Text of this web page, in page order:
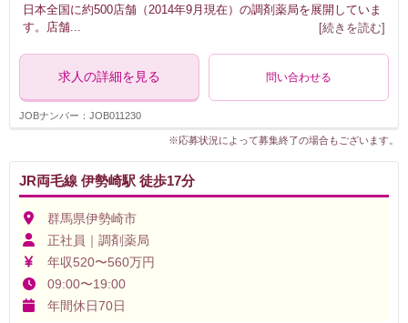
日本全国に約500店舗（2014年9月現在）の調剤薬局を展開していま
す。店舗... [続きを読む]
求人の詳細を見る 問い合わせる
JOBナンバー：JOB011230
※応募状況によって募集終了の場合もございます。
JR両毛線 伊勢崎駅 徒歩17分
群馬県伊勢崎市
正社員｜調剤薬局
年収520〜560万円
09:00〜19:00
年間休日70日